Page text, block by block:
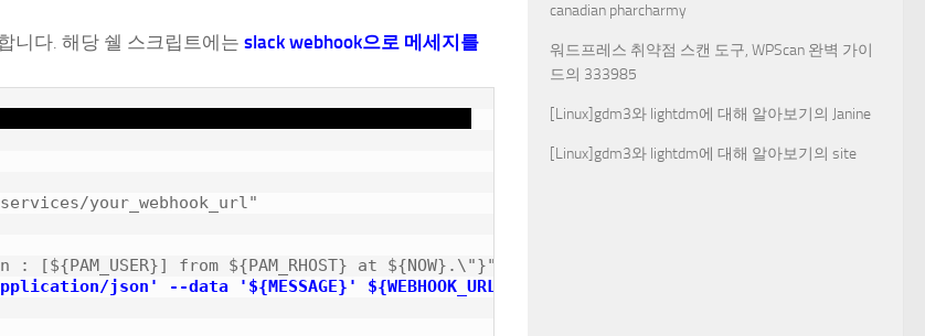
니다. 해당 쉘 스크립트에는 slack webhook으로 메세지를
your_webhook_url"
: [${PAM_USER}] from ${PAM_RHOST} at ${NOW}.\"}"
json' --data '${MESSAGE}' ${WEBHOOK_URL}
canadian pharcharmy
워드프레스 취약점 스캔 도구, WPScan 완벽 가이
드의 333985
[Linux]gdm3와 lightdm에 대해 알아보기의 Janine
[Linux]gdm3와 lightdm에 대해 알아보기의 site